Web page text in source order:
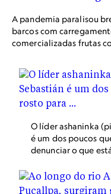
A pandemia paralisou
barcos com
comercializadas frutas
outras mercadorias
O líder ashaninka
é um dos poucos
denunciar o que